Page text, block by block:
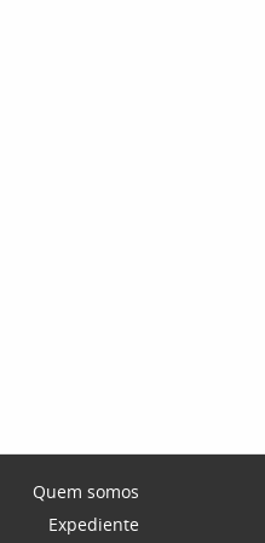
Quem somos
Expediente